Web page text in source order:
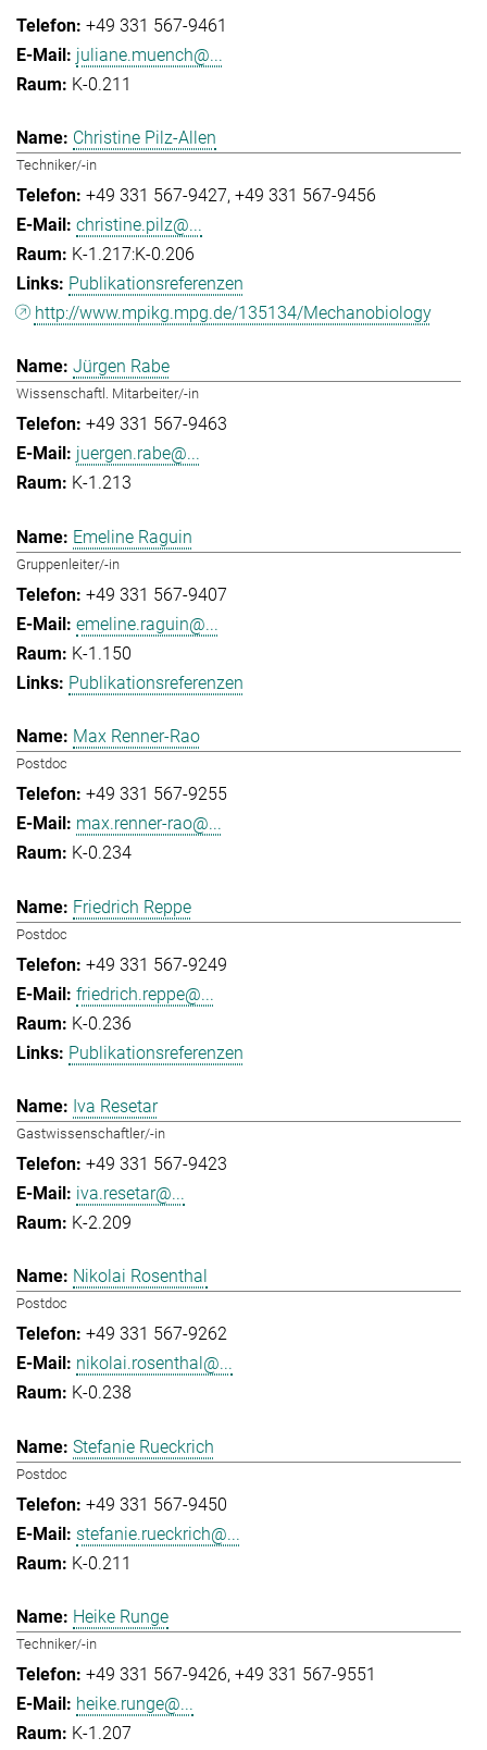
+49 331 567-9461
juliane.muench@...
K-0.211
Christine Pilz-Allen
Techniker/-in
+49 331 567-9427 +49 331 567-9456
christine.pilz@...
K-1.217:K-0.206
Publikationsreferenzen
http://www.mpikg.mpg.de/135134/Mechanobiology
Jürgen Rabe
Wissenschaftl. Mitarbeiter/-in
+49 331 567-9463
juergen.rabe@...
K-1.213
Emeline Raguin
Gruppenleiter/-in
+49 331 567-9407
emeline.raguin@...
K-1.150
Publikationsreferenzen
Max Renner-Rao
Postdoc
+49 331 567-9255
max.renner-rao@...
K-0.234
Friedrich Reppe
Postdoc
+49 331 567-9249
friedrich.reppe@...
K-0.236
Publikationsreferenzen
Iva Resetar
Gastwissenschaftler/-in
+49 331 567-9423
iva.resetar@...
K-2.209
Nikolai Rosenthal
Postdoc
+49 331 567-9262
nikolai.rosenthal@...
K-0.238
Stefanie Rueckrich
Postdoc
+49 331 567-9450
stefanie.rueckrich@...
K-0.211
Heike Runge
Techniker/-in
+49 331 567-9426 +49 331 567-9551
heike.runge@...
K-1.207